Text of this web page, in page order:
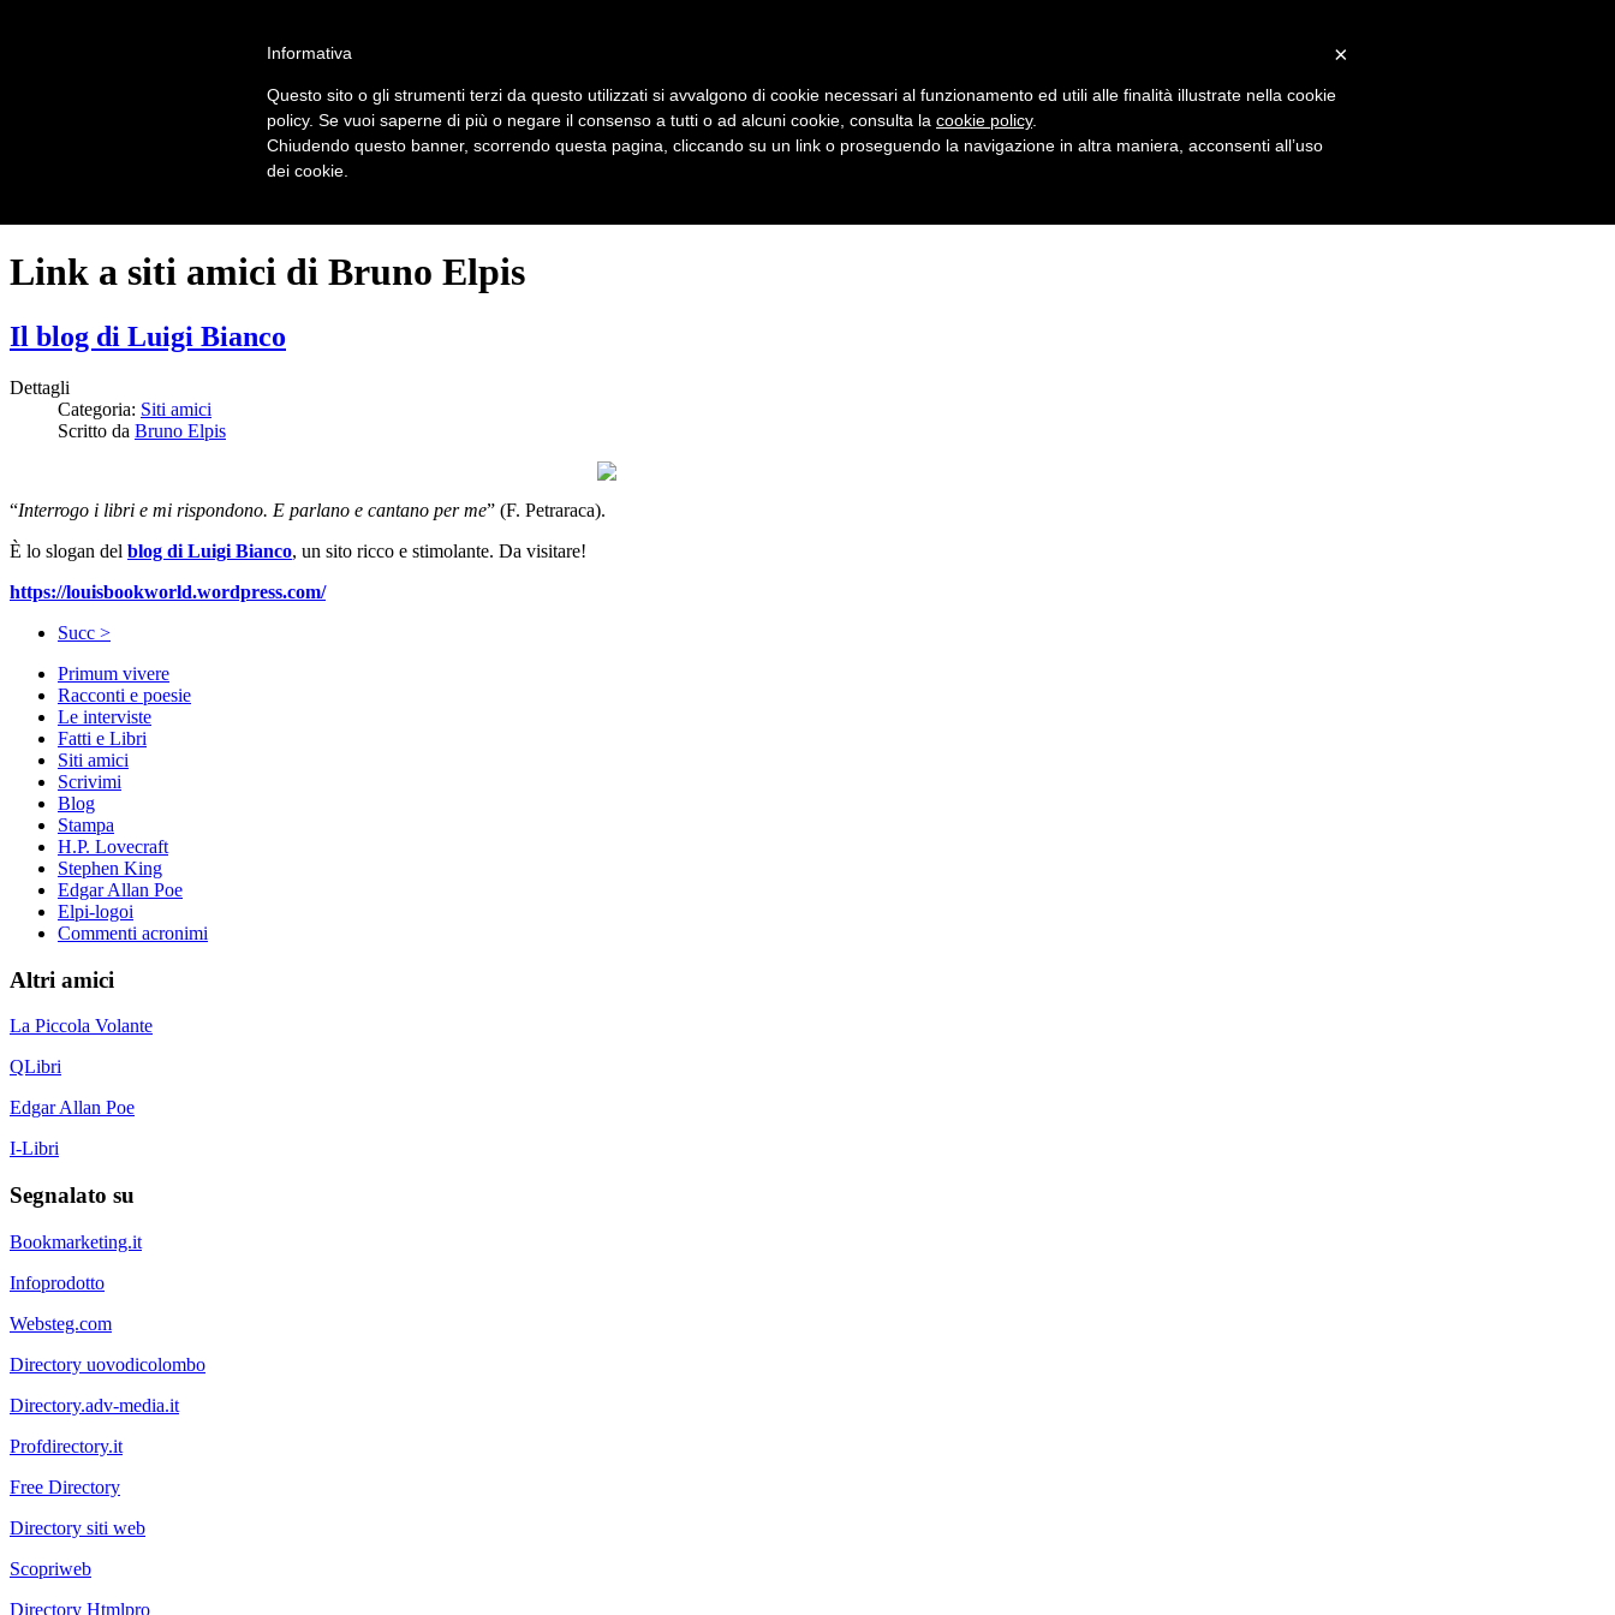
Il mistero dei massi avelli
Link a siti amici di Bruno Elpis
Il blog di Luigi Bianco
Dettagli
Categoria: Siti amici
Scritto da Bruno Elpis
“Interrogo i libri e mi rispondono. E parlano e cantano per me” (F. Petraraca).
È lo slogan del blog di Luigi Bianco, un sito ricco e stimolante. Da visitare!
https://louisbookworld.wordpress.com/
Succ >
Primum vivere
Racconti e poesie
Le interviste
Fatti e Libri
Siti amici
Scrivimi
Blog
Stampa
H.P. Lovecraft
Stephen King
Edgar Allan Poe
Elpi-logoi
Commenti acronimi
Altri amici
La Piccola Volante
QLibri
Edgar Allan Poe
I-Libri
Segnalato su
Bookmarketing.it
Infoprodotto
Websteg.com
Directory uovodicolombo
Directory.adv-media.it
Profdirectory.it
Free Directory
Directory siti web
Scopriweb
Directory Htmlpro
×
Informativa
Questo sito o gli strumenti terzi da questo utilizzati si avvalgono di cookie necessari al funzionamento ed utili alle finalità illustrate nella cookie
policy. Se vuoi saperne di più o negare il consenso a tutti o ad alcuni cookie, consulta la cookie policy.
Chiudendo questo banner, scorrendo questa pagina, cliccando su un link o proseguendo la navigazione in altra maniera, acconsenti all’uso
dei cookie.